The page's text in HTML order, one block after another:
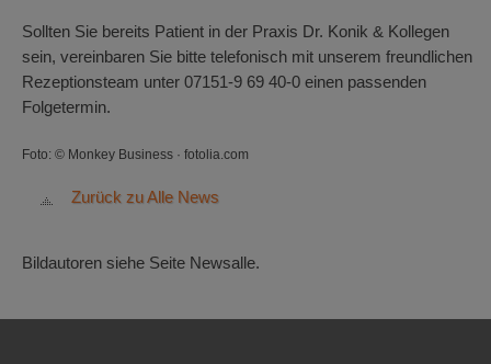
Sollten Sie bereits Patient in der Praxis Dr. Konik & Kollegen
sein, vereinbaren Sie bitte telefonisch mit unserem freundlichen
Rezeptionsteam unter 07151-9 69 40-0 einen passenden
Folgetermin.
Foto: © Monkey Business · fotolia.com
Zurück zu Alle News
Bildautoren siehe Seite Newsalle.